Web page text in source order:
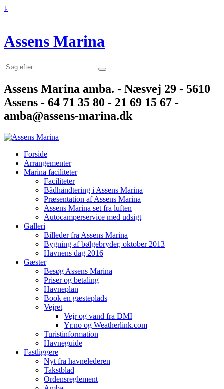
↓
Assens Marina
Søg
efter:
Assens Marina amba. - Næsvej 29 - 5610
Assens - 64 71 35 80 - 21 69 15 67 -
amba@assens-marina.dk
Forside
Arrangementer
Marina faciliteter
Faciliteter
Bådhåndtering i Assens Marina
Præsentation af Assens Marina
Assens Marina set fra luften
Autocamperservice med udsigt
Galleri
Billeder fra Assens Marina
Bygning af bølgebryder, oktober 2013
Havnens dag 2016
Gæster
Besøg Assens Marina
Priser og betaling
Havneplan
Book en gæsteplads
Vejret
Vejr og vand fra DMI
Yr.no og Weatherlink.com
Turistinformation
Havneguide
Fastliggere
Nyt fra havnelederen
Takstblad
Ordensreglement